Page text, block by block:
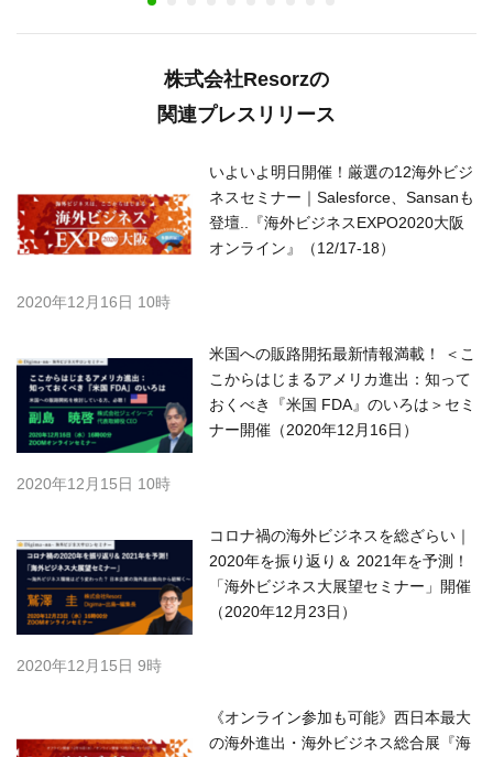
株式会社Resorzの
関連プレスリリース
いよいよ明日開催！厳選の12海外ビジ
ネスセミナー｜Salesforce、Sansanも
登壇..『海外ビジネスEXPO2020大阪
オンライン』（12/17-18）
2020年12月16日 10時
米国への販路開拓最新情報満載！ ＜こ
こからはじまるアメリカ進出：知って
おくべき『米国 FDA』のいろは＞セミ
ナー開催（2020年12月16日）
2020年12月15日 10時
コロナ禍の海外ビジネスを総ざらい｜
2020年を振り返り＆ 2021年を予測！
「海外ビジネス大展望セミナー」開催
（2020年12月23日）
2020年12月15日 9時
《オンライン参加も可能》西日本最大
の海外進出・海外ビジネス総合展『海